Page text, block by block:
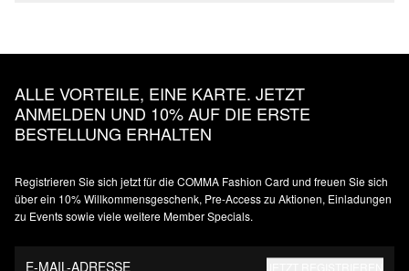
ALLE VORTEILE, EINE KARTE. JETZT
ANMELDEN UND 10% AUF DIE ERSTE
BESTELLUNG ERHALTEN
Registrieren Sie sich jetzt für die COMMA Fashion Card und freuen Sie sich
über ein 10% Willkommensgeschenk, Pre-Access zu Aktionen, Einladungen
zu Events sowie viele weitere Member Specials.
E-MAIL-ADRESSE